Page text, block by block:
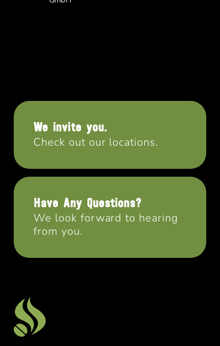
We invite you.
Check out our locations.
Have Any Questions?
We look forward to hearing
from you.